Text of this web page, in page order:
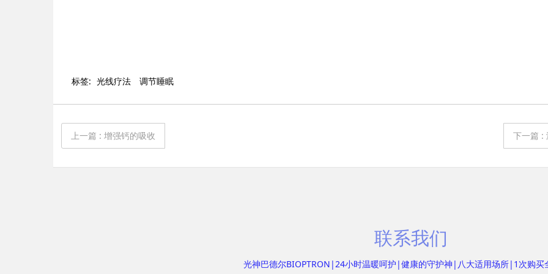
标签: 光线疗法 调节睡眠
上一篇 : 增强钙的吸收 下一篇 :
联系我们
光神巴德尔BIOPTRON|24小时温暖呵护|健康的守护神|八大适用场所|1次购买